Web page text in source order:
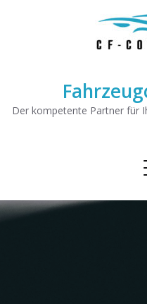
Der kompetente Partner für